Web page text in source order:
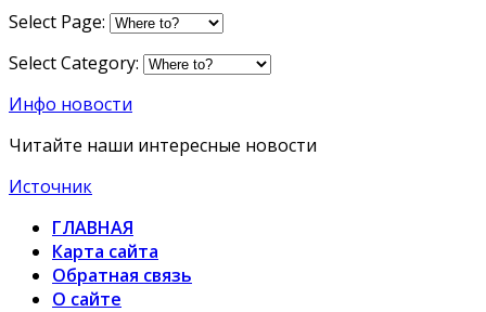
Select Page:
Select Category:
Инфо новости
Читайте наши интересные новости
Источник
ГЛАВНАЯ
Карта сайта
Обратная связь
О сайте